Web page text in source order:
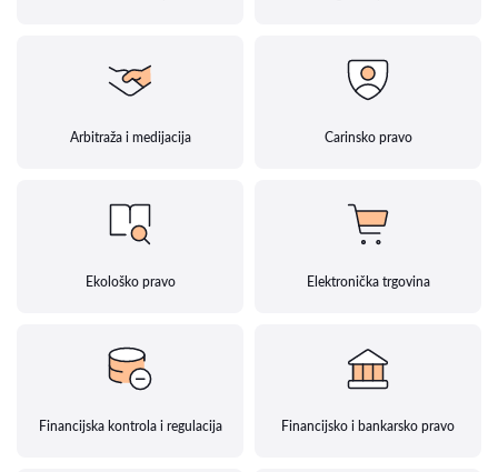
Arbitraža i medijacija Carinsko pravo
Ekološko pravo Elektronička trgovina
Financijska kontrola i regulacija Financijsko i bankarsko pravo